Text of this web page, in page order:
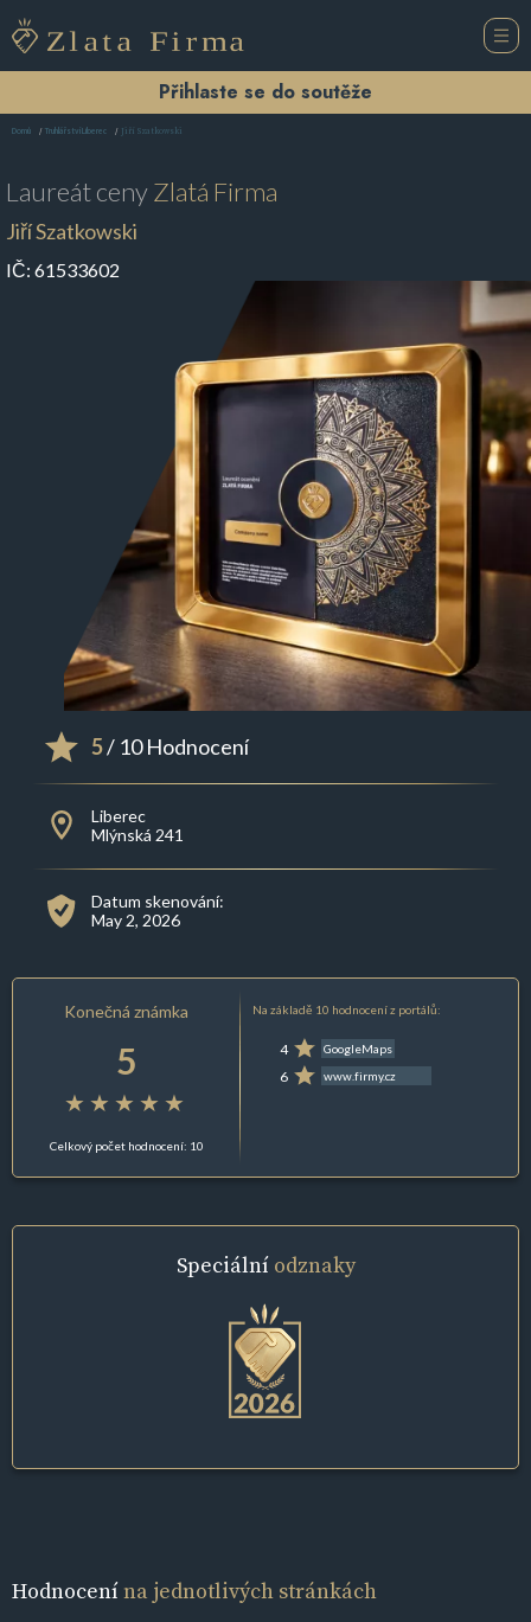
Přihlaste se do soutěže
Domů Truhlářství Liberec Jiří Szatkowski
Laureát cenyZlatá Firma
Jiří Szatkowski
IČ: 61533602
5/ 10 Hodnocení
Liberec
Mlýnská 241
Datum skenování:
May 2, 2026
Konečná známka
5
Celkový počet hodnocení: 10
Na základě 10 hodnocení z portálů:
4 GoogleMaps
6 www.firmy.cz
Speciální odznaky
Hodnocenína jednotlivých stránkách